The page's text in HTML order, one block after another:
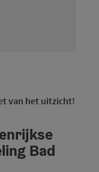
van het uitzicht!
Bad